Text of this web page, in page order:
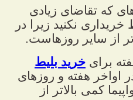
که تقاضای زیادی
نکنید زیرا در
از سایر روزهاست.
برای خرید بلیط
اواخر هفته و روزهای
کمی بالاتر از